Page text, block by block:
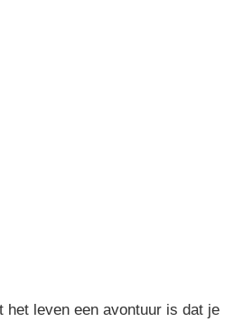
het leven een avontuur is dat je